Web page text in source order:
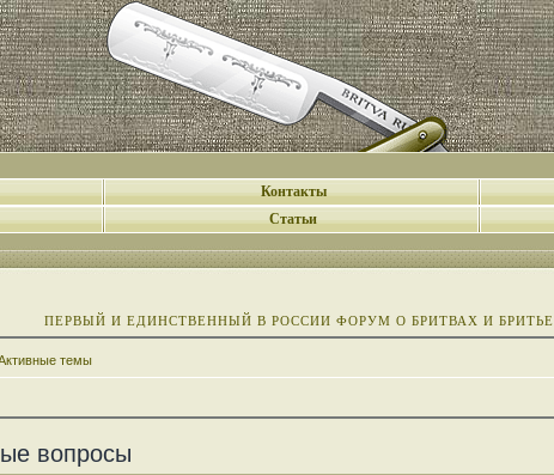
Контакты
Статьи
ПЕРВЫЙ И ЕДИНСТВЕННЫЙ В РОССИИ ФОРУМ О БРИТВАХ И БРИТЬЕ
темы
вопросы